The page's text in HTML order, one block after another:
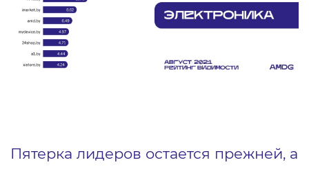
Пятерка лидеров остается прежней, а